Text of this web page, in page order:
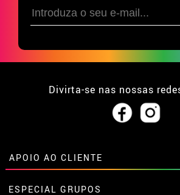
Divirta-se nas nossas
APOIO AO CLIENTE
• Sobre nós
ESPECIAL GRUPOS